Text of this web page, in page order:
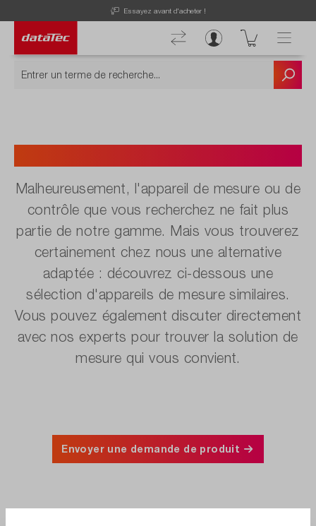
Essayez avant d'acheter !
Malheureusement, l'appareil de mesure ou de
contrôle que vous recherchez ne fait plus
partie de notre gamme. Mais vous trouverez
certainement chez nous une alternative
adaptée : découvrez ci-dessous une
sélection d'appareils de mesure similaires.
Vous pouvez également discuter directement
avec nos experts pour trouver la solution de
mesure qui vous convient.
Envoyer une demande de produit